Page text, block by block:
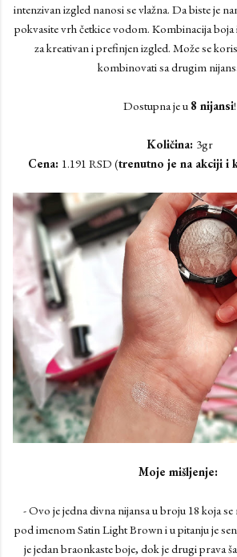
intenzivan izgled nanosi se vlažna. Da biste je
pokvasite vrh četkice vodom. Kombinacija boja
za kreativan i prefinjen izgled. Može se
kombinovati sa drugim
Dostupna je u 8 nijansi!
Količina: 3gr
Cena: 1.191 RSD (trenutno je na akciji i
Moje mišljenje:
- Ovo je jedna divna nijansa u broju 18 koja
pod imenom Satin Light Brown i u pitanju je
je jedan braonkaste boje, dok je drugi prava